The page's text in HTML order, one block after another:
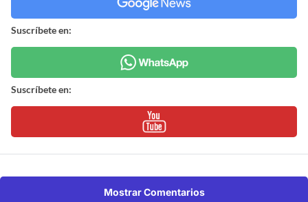
Suscríbete en:
Suscríbete en:
Mostrar Comentarios